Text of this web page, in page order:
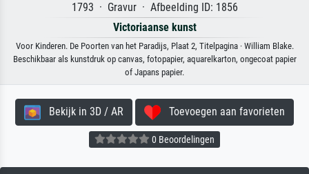
1793 · Gravur · Afbeelding ID: 1856
Victoriaanse kunst
Voor Kinderen. De Poorten van het Paradijs, Plaat 2, Titelpagina · William Blake.
Beschikbaar als kunstdruk op canvas, fotopapier, aquarelkarton, ongecoat papier
of Japans papier.
Bekijk in 3D / AR Toevoegen aan favorieten
0 Beoordelingen